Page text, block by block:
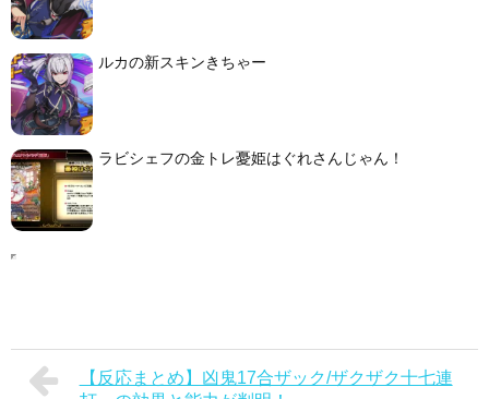
ルカの新スキンきちゃー
ラビシェフの金トレ憂姫はぐれさんじゃん！
【反応まとめ】凶鬼17合ザック/ザクザク十七連